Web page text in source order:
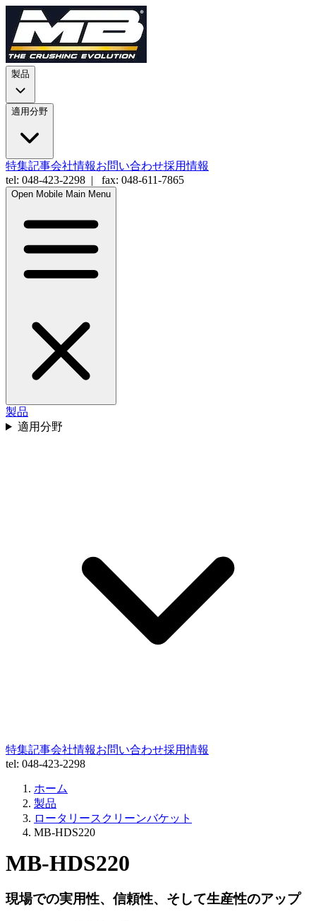
製品
適用分野
特集記事会社情報お問い合わせ採用情報
tel: 048-423-2298 | fax: 048-611-7865
Open Mobile Main Menu
製品
適用分野
特集記事会社情報お問い合わせ採用情報
tel: 048-423-2298
ホーム
製品
ロータリースクリーンバケット
MB-HDS220
MB-HDS220
現場での実用性、信頼性、そして生産性のアップ